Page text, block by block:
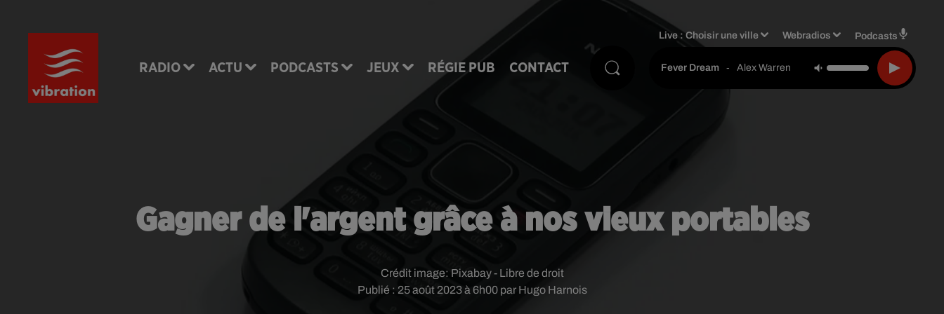
RADIO ACTU PODCASTS JEUX RÉGIE PUB CONTACT
Live :Choisir une ville Webradios Podcasts
Fever Dream - Alex Warren
Gagner de l'argent grâce à nos vieux portables
Publié : 25 août 2023 à 6h00 par Hugo Harnois
Crédit image: Pixabay - Libre de droit